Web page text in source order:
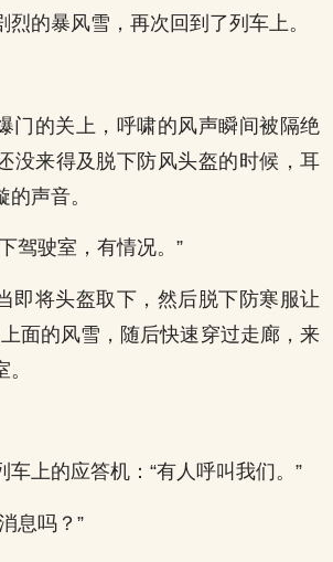
烈的暴风雪，再次回到了列车上。
门的关上，呼啸的风声瞬间被隔绝
没来得及脱下防风头盔的时候，耳
声音。
驾驶室，有情况。”
即将头盔取下，然后脱下防寒服让
面的风雪，随后快速穿过走廊，来
车上的应答机：“有人呼叫我们。”
息吗？”